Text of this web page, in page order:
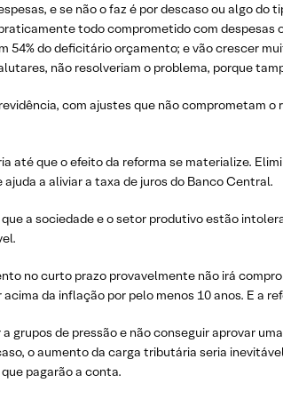
e se não o faz é por descaso ou algo do
todo comprometido com despesas
do deficitário orçamento; e vão crescer
não resolveriam o problema, porque
com ajustes que não comprometam
até que o efeito da reforma se materialize.
a aliviar a taxa de juros do Banco Central.
a sociedade e o setor produtivo estão
no curto prazo provavelmente não irá
da inflação por pelo menos 10 anos. E a
grupos de pressão e não conseguir aprovar
o aumento da carga tributária seria
pagarão a conta.